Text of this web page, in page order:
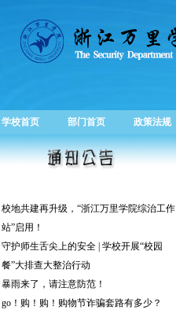
学校首页 部门首页 政策法规
关于举办“移动杯大学生安全法治竞赛”活
校地共建再升级，“浙江万里学院综治工作
站”启用！
守护师生舌尖上的安全 | 学校开展“校园
餐”大排查大整治行动
暴雨来了，请注意防范！
go！购！购！购物节诈骗套路有多少？